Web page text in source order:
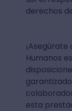
derechos
¡Asegúrate
Humanos
esta